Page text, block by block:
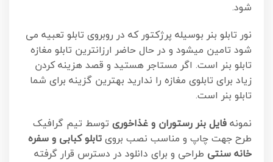
شود.
نور تابلو بنر بوسیله پرژکتور که در روبروی تابلو تعبیه می
شود تامین میشود و در حال حاضر ارزانترین تابلو مغازه
تابلو بنر است. اگر مستاجر هستید و قصد هزینه کردن
زیاد برای تابلوی مغازه را ندارید بهترین گزینه برای شما
تابلو بنر است.
نمونه فایل بنر رستوران و غذاخوری توسط تیم گرافیک
طرح جهت چاپ و مناسب نصب بروی تابلو کبابی و سفره
خانه سنتی طراحی و برای دانلود در دسترس قرار گرفته